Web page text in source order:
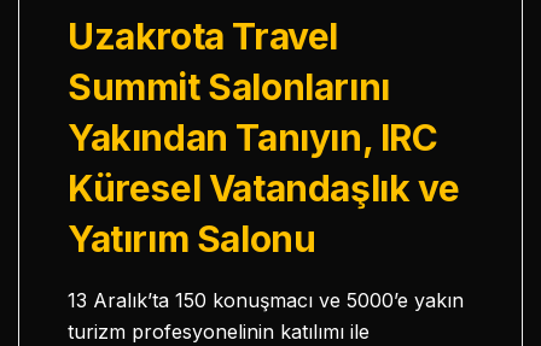
Uzakrota Travel
Summit Salonlarını
Yakından Tanıyın, IRC
Küresel Vatandaşlık ve
Yatırım Salonu
13 Aralık’ta 150 konuşmacı ve 5000’e yakın
turizm profesyonelinin katılımı ile